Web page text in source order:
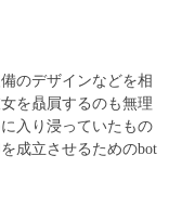
のデザインなどを相
を贔屓するのも無理
入り浸っていたもの
成立させるためのbot